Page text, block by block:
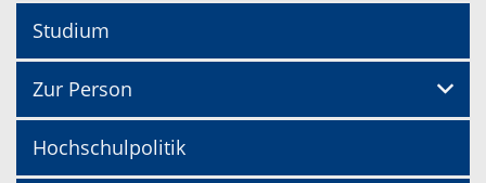
Studium
Zur Person
Hochschulpolitik